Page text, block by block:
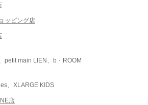
ッピング店
petit main LIEN、b・ROOM
、XLARGE KIDS
店